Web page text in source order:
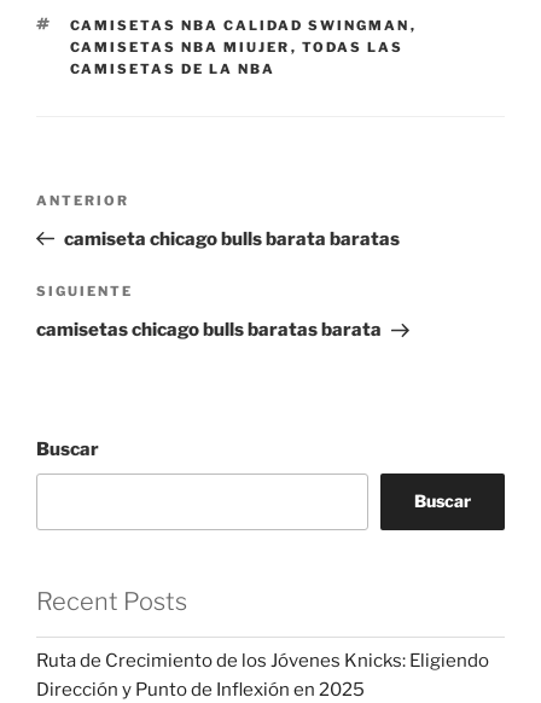
ETIQUETAS
CAMISETAS NBA CALIDAD SWINGMAN ,
CAMISETAS NBA MIUJER , TODAS LAS
CAMISETAS DE LA NBA
entradas
Entrada
anterior:
ANTERIOR
camiseta chicago bulls barata baratas
Siguiente
entrada
SIGUIENTE
camisetas chicago bulls baratas barata
Buscar
Buscar
Recent Posts
Ruta de Crecimiento de los Jóvenes Knicks: Eligiendo
Dirección y Punto de Inflexión en 2025